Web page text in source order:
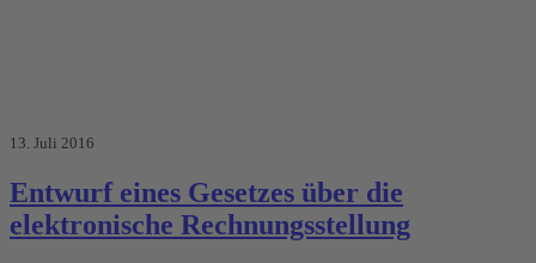
13. Juli 2016
Entwurf eines Gesetzes über die
elektronische Rechnungsstellung